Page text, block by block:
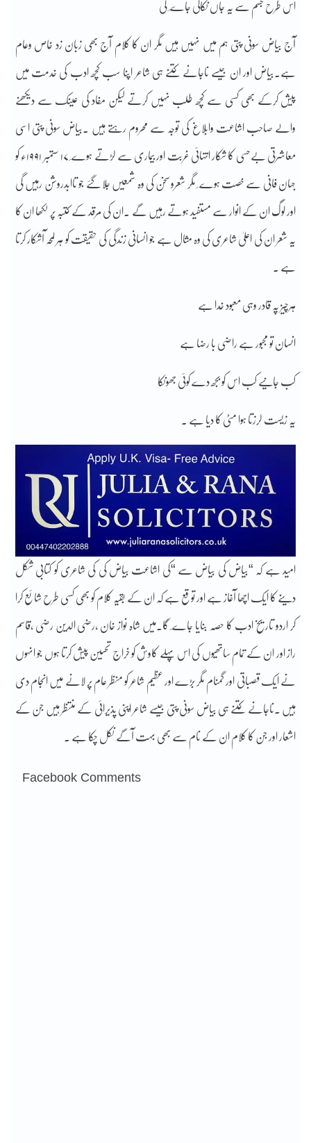
اس طرح جسم سے یہ جاں نکالی جاے ٔ گی
آج بیاض سونی پتی ہم میں نہیں ہیں مگر ان کا کلام آج بھی زبان زد خاص وعام
ہے۔بیاض اور ان جیسے ناجانے کتنے ہی شاعر اپنا سب کچھ ادب کی خدمت میں
پیش کرکے بھی کسی سے کچھ طلب نہیں کرتے لیکن مفاد کی عینک سے دیکھنے
والے صاحب اشاعت وابلاغ کی توجہ سے محروم رہتے ہیں ۔بیاض سونی پتی اسی
معاشرتی بےحسی کا شکار انتہائی غربت اور بیماری سے لڑتے ہوے ٔ ۱۷ ستمبر ۱۹۹۱ء کو
جہان فانی سے خصت ہوے ٔ مگر شعروسخن کی وہ شمعیں جلا گئے جو تاابدروشن رہیں گی
اور لوگ ان کے انوار سے مستفید ہوتے رہیں گے ۔ان کی مرقد کے کتبہ پر لکھا ان کا
یہ شعر ان کی اعلیٰ شاعری کی وہ مثال ہے جو انسانی زندگی کی حقیقت کو ہر لمحہ آشکار کرتا
ہے ۔
ہرچیز پہ قادر وہی معبود خدا ہے
انسان تو مجبور ہے راضی با رضا ہے
کب جانیے کب اس کو بجھ دے کوئی جھونکا
یہ زیست لرزتا ہوا مٹی کا دیا ہے ۔
امید ہے کہ “بیاض کی بیاض سے “کی اشاعت بیاض کی کی شاعری کو کتابی شکل
دینے کا ایک اچھا آغاز ہے اور توقع ہے کہ ان کے بقیہ کلام کو بھی کسی طرح شائع کرا
کر اردو تاریخ ادب کا حصہ بنایا جاے ٔ گا۔میں شاہ نواز خان ،رضی الدین رضی ،قاسم
راز اور ان کے تمام ساتھیوں کی اس پہلے کاوش کو خراج تحسین پیش کرتا ہوں جو انہوں
نے ایک قصباتی اور گمنام مگر بڑے اور عظیم شاعر کو منظر عام پر لانے میں انجام دی
ہیں ۔ناجانے کتنے ہی بیاض سونی پتی جیسے شاعر اپنی پذیرائی کے منتظر ہیں جن کے
اشعار اور جن کا کلام ان کے نام سے بھی بہت آگے نکل چکا ہے ۔
Facebook Comments